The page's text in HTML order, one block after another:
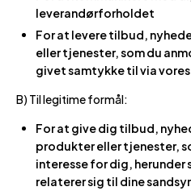
leverandørforholdet
For at levere tilbud,
eller tjenester, som du
givet samtykke til via
B) Til legitime formål:
For at give dig tilbud,
produkter eller tjenester,
interesse for dig,
relaterer sig til dine